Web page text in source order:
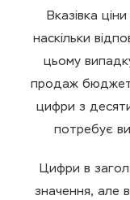
Вказівка
наскільки
цьому
продаж
цифри з
потребує
Цифри в
значення, але